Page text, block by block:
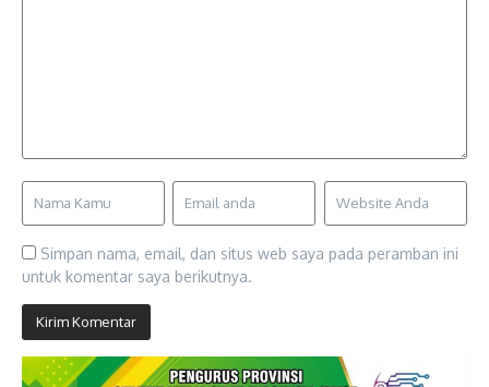
Simpan nama, email, dan situs web saya pada peramban ini
untuk komentar saya berikutnya.